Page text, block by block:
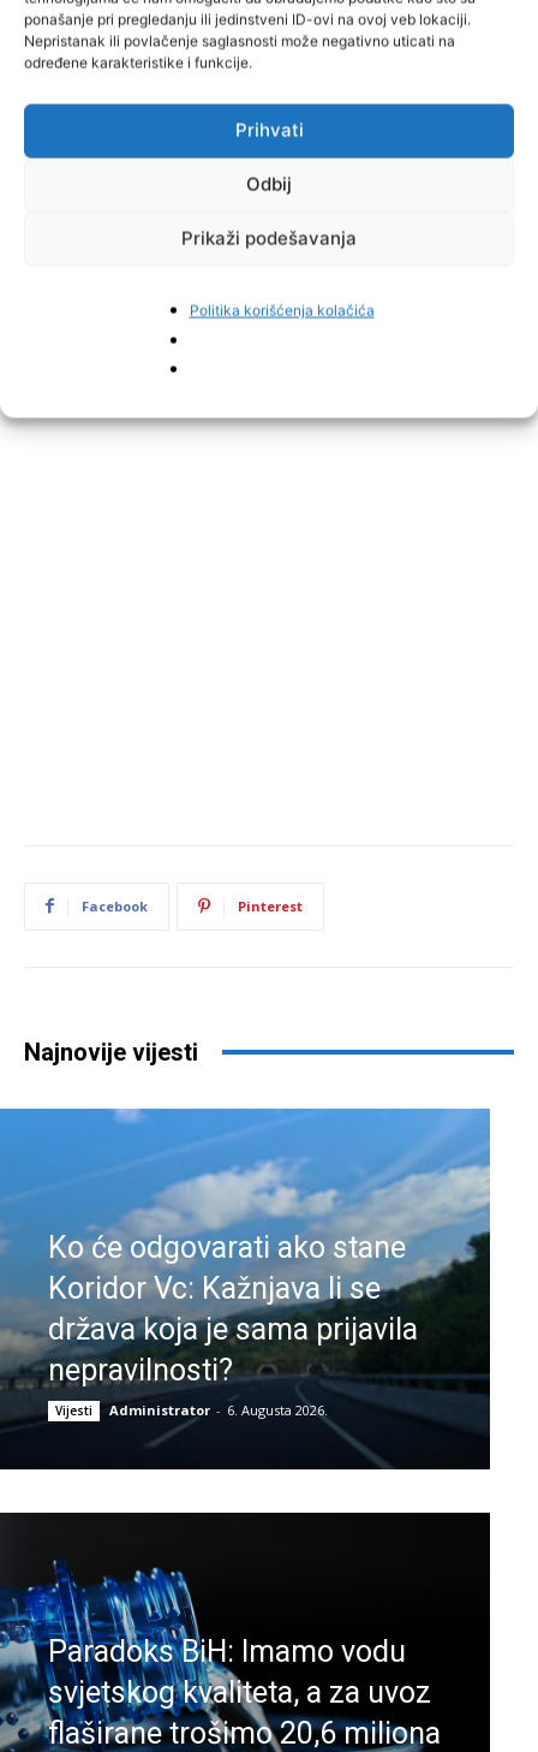
ponašanje pri pregledanju ili jedinstveni ID-ovi na ovoj veb lokaciji.
Nepristanak ili povlačenje saglasnosti može negativno uticati na
određene karakteristike i funkcije.
Prihvati
Odbij
Prikaži podešavanja
Politika korišćenja kolačića
FK Borac iz Jelaha.
Londonu uz crno točeno pivo pričati o Borcu, Jelahu, i Bosni i
Facebook Pinterest
Najnovije vijesti
Ko će odgovarati ako stane
Koridor Vc: Kažnjava li se
država koja je sama prijavila
nepravilnosti?
Vijesti Administrator - 6. Augusta 2026.
Paradoks BiH: Imamo vodu
svjetskog kvaliteta, a za uvoz
flaširane trošimo 20,6 miliona